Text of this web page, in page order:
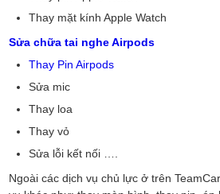
Thay mặt kính Apple Watch
Sửa chữa tai nghe Airpods
Thay Pin Airpods
Sửa mic
Thay loa
Thay vỏ
Sửa lỗi kết nối ….
Ngoài các dịch vụ chủ lực ở trên